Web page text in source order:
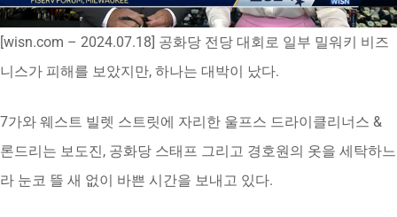
[wisn.com – 2024.07.18] 공화당 전당 대회로 일부 밀워키 비즈
니스가 피해를 보았지만, 하나는 대박이 났다.
7가와 웨스트 빌렛 스트릿에 자리한 울프스 드라이클리너스 &
론드리는 보도진, 공화당 스태프 그리고 경호원의 옷을 세탁하느
라 눈코 뜰 새 없이 바쁜 시간을 보내고 있다.